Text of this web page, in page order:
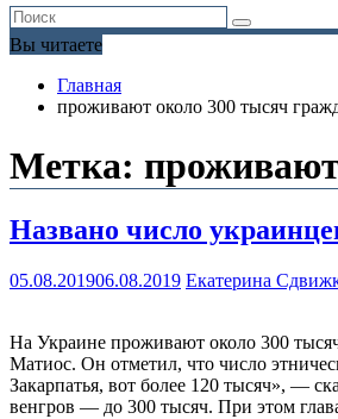
Вы читаете
Главная
проживают около 300 тысяч
Метка:
Названо число
05.08.201906.08.2019 Екатерина
На Украине проживают около 300
Матиос. Он отметил, что число
Закарпатья, вот более 120 тысяч», —
венгров — до 300 тысяч. При этом